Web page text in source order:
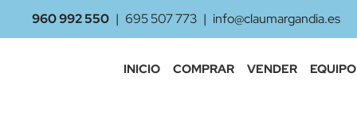
960 992 550 | 695 507 773 | info@claumargandia.es
INICIO COMPRAR VENDER EQUIPO